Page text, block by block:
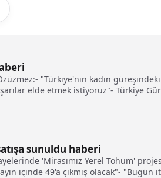
"Türkiye'nin kadın güreşindeki
elde etmek istiyoruz"- Türkiye
sunuldu haberi
'Mirasımız Yerel Tohum'
içinde 49'a çıkmış olacak"- "Bugün